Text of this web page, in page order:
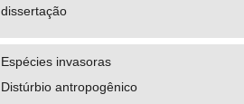
dissertação
Espécies invasoras
Distúrbio antropogênico